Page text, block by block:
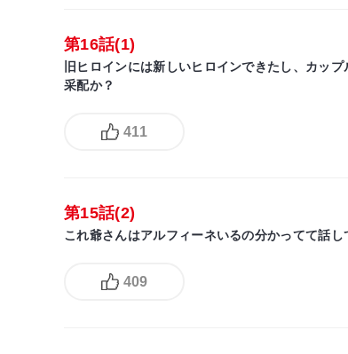
第16話(1)
旧ヒロインには新しいヒロインできたし、カッ
采配か？
411
第15話(2)
これ爺さんはアルフィーネいるの分かってて話
409